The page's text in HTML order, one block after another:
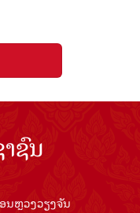
ຊົນ
ນຫຼວງວຽງຈັນ